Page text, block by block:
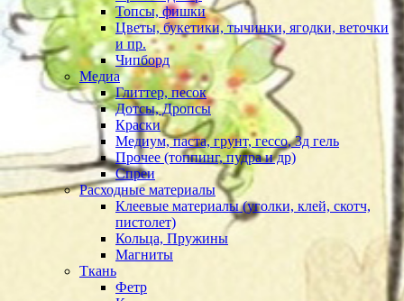
Топсы, фишки
Цветы, букетики, тычинки, ягодки, веточки
и пр.
Чипборд
Медиа
Глиттер, песок
Дотсы, Дропсы
Краски
Медиум, паста, грунт, гессо, 3д гель
Прочее (топпинг, пудра и др)
Спреи
Расходные материалы
Клеевые материалы (уголки, клей, скотч,
пистолет)
Кольца, Пружины
Магниты
Ткань
Фетр